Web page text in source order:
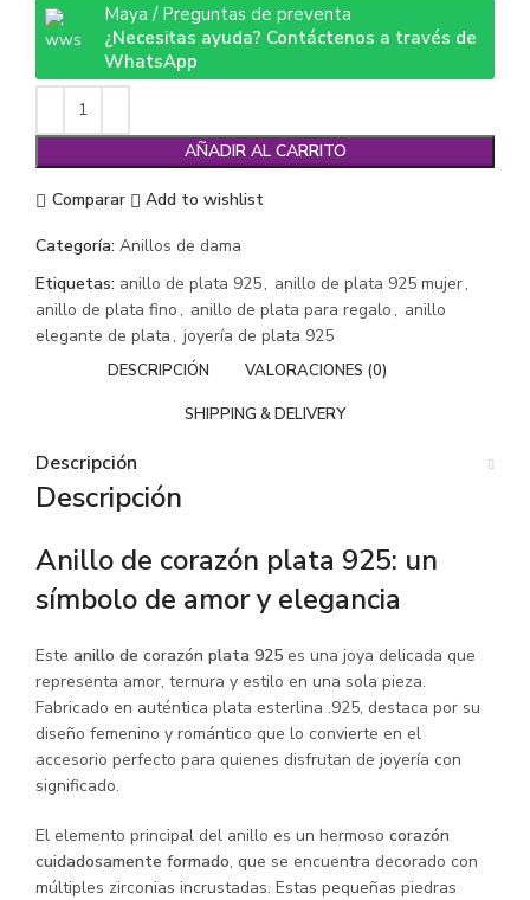
Maya / Preguntas de preventa
¿Necesitas ayuda? Contáctenos a través de
WhatsApp
AÑADIR AL CARRITO
Comparar Add to wishlist
Categoría: Anillos de dama
Etiquetas: anillo de plata 925, anillo de plata 925 mujer,
anillo de plata fino, anillo de plata para regalo, anillo
elegante de plata, joyería de plata 925
DESCRIPCIÓN VALORACIONES (0)
SHIPPING & DELIVERY
Descripción
Descripción
Anillo de corazón plata 925: un
símbolo de amor y elegancia
Este anillo de corazón plata 925 es una joya delicada que
representa amor, ternura y estilo en una sola pieza.
Fabricado en auténtica plata esterlina .925, destaca por su
diseño femenino y romántico que lo convierte en el
accesorio perfecto para quienes disfrutan de joyería con
significado.
El elemento principal del anillo es un hermoso corazón
cuidadosamente formado, que se encuentra decorado con
múltiples zirconias incrustadas. Estas pequeñas piedras